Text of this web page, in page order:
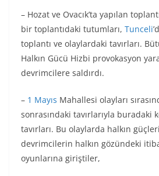
– Hozat ve Ovacık’ta yapılan
bir toplantıdaki tutumları, Tunceli
toplantı ve olaylardaki tavırları.
Halkın Gücü Hizbi provokasyon
devrimcilere saldırdı.
– 1 Mayıs Mahallesi olayları
sonrasındaki tavırlarıyla buradaki
tavırları. Bu olaylarda halkın
devrimcilerin halkın gözündeki
oyunlarına giriştiler,